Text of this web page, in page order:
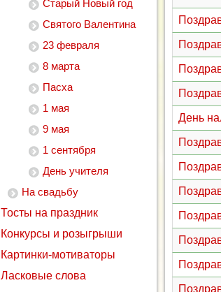
Старый Новый год
Святого Валентина
23 февраля
8 марта
Пасха
1 мая
9 мая
1 сентября
День учителя
На свадьбу
Тосты на праздник
Конкурсы и розыгрыши
Картинки-мотиваторы
Ласковые слова
День